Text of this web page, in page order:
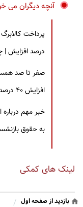
آنچه دیگران می
درصد افزایش |
صفر تا صد
افزایش ۴۰ درصدی حقوق بازنشستگان
خبر مهم
به حقوق
لینک های کمکی
بازدید از صفحه اول /